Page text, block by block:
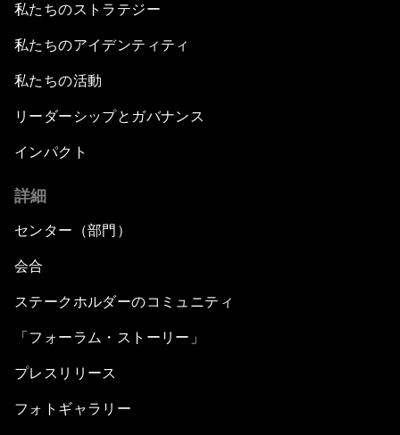
私たちのストラテジー
私たちのアイデンティティ
私たちの活動
リーダーシップとガバナンス
インパクト
詳細
センター（部門）
会合
ステークホルダーのコミュニティ
「フォーラム・ストーリー」
プレスリリース
フォトギャラリー